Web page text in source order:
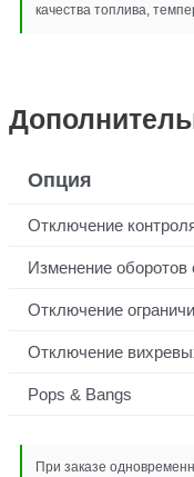
качества топлива,
Опция
Отключение
Изменение оборотов
Отключение
Отключение
Pops & Bangs
При заказе